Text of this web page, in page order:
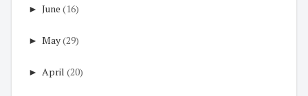
► June (16)
► May(29)
► April (20)